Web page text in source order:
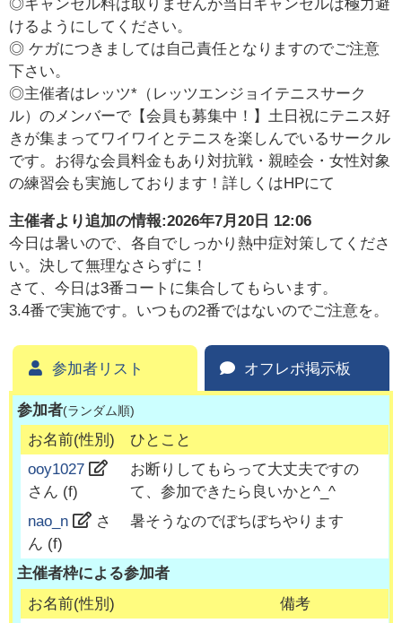
◎キャンセル料は取りませんが当日キャンセルは極力避
けるようにしてください。
◎ ケガにつきましては自己責任となりますのでご注意
下さい。
◎主催者はレッツ*（レッツエンジョイテニスサーク
ル）のメンバーで【会員も募集中！】土日祝にテニス好
きが集まってワイワイとテニスを楽しんでいるサークル
です。お得な会員料金もあり対抗戦・親睦会・女性対象
の練習会も実施しております！詳しくはHPにて
主催者より追加の情報:2026年7月20日 12:06
今日は暑いので、各自でしっかり熱中症対策してくださ
い。決して無理なさらずに！
さて、今日は3番コートに集合してもらいます。
3.4番で実施です。いつもの2番ではないのでご注意を。
参加者リスト オフレポ掲示板
参加者(ランダム順)
お名前(性別)
ひとこと
ooy1027
さん (f)
お断りしてもらって大丈夫ですの
て、参加できたら良いかと^_^
nao_n
さ
ん (f)
暑そうなのでぼちぼちやります
主催者枠による参加者
お名前(性別)
備考